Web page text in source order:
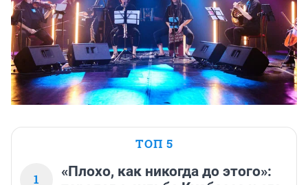
ТОП 5
1
«Плохо, как никогда до этого»: